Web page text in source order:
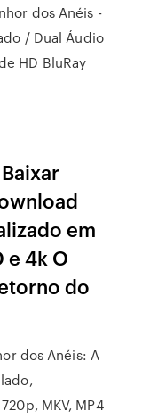
dos Anéis -
/ Dual Áudio
HD BluRay
em
e 4k O
do
dos Anéis: A
MKV, MP4